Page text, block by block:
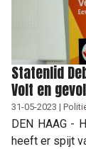
Statenlid
Volt en
31-05-2023 |
DEN HAAG -
heeft er spijt